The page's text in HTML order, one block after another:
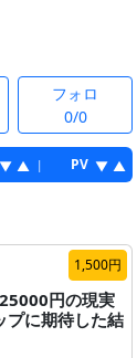
フォロ
0/0
▼ ▲ | PV ▼ ▲
1,500円
円の現実
に期待した結